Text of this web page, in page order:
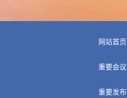
网站首页
重要会议
重要发布